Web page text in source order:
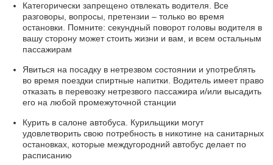
Категорически запрещено отвлекать водителя. Все
разговоры, вопросы, претензии – только во время
остановки. Помните: секундный поворот головы водителя в
вашу сторону может стоить жизни и вам, и всем остальным
пассажирам
Явиться на посадку в нетрезвом состоянии и употреблять
во время поездки спиртные напитки. Водитель имеет право
отказать в перевозку нетрезвого пассажира и/или высадить
его на любой промежуточной станции
Курить в салоне автобуса. Курильщики могут
удовлетворить свою потребность в никотине на санитарных
остановках, которые междугородний автобус делает по
расписанию